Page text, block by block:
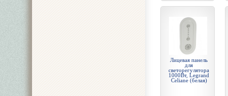
Лицевая панель
для
светорегулятора
1000Вт, Legrand
Celiane (белая)